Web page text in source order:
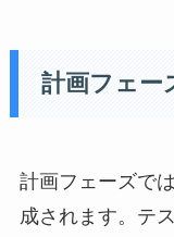
計画フェー
計画フェーズで
成されます。テ